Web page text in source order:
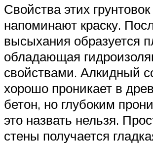
Свойства этих грунтовок
напоминают краску.
высыхания образуется
обладающая
свойствами. Алкидный
хорошо проникает в
бетон, но глубоким
это назвать нельзя.
стены получается